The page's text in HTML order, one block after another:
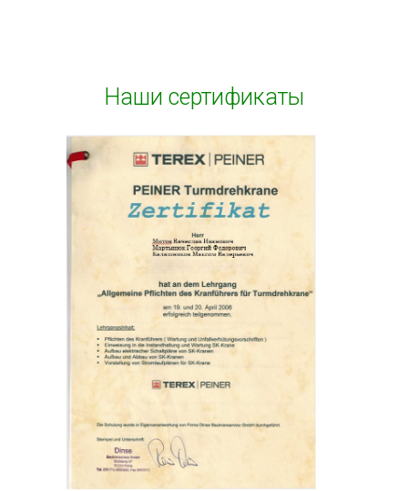
Наши сертификаты